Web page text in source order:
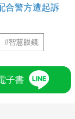
合警方遭起訴
#智慧眼鏡
子書